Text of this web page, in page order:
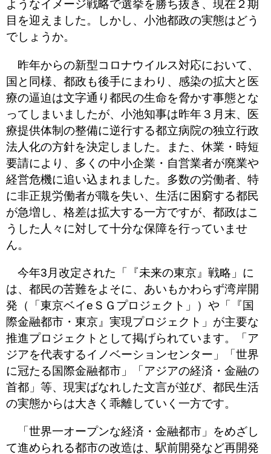
ようなイメージ戦略で選挙を勝ち抜き、現在２期
目を迎えました。しかし、小池都政の実態はどう
でしょうか。
昨年からの新型コロナウイルス対応において、
国と同様、都政も後手にまわり、感染の拡大と医
療の逼迫は文字通り都民の生命を脅かす事態とな
ってしまいましたが、小池知事は昨年３月末、医
療提供体制の整備に逆行する都立病院の独立行政
法人化の方針を決定しました。また、休業・時短
要請により、多くの中小企業・自営業者が廃業や
経営危機に追い込まれました。多数の労働者、特
に非正規労働者が職を失い、生活に困窮する都民
が急増し、格差は拡大する一方ですが、都政はこ
うした人々に対して十分な保障を行っていませ
ん。
今年3月改定された「『未来の東京』戦略」に
は、都民の苦難をよそに、あいもかわらず湾岸開
発（「東京ベイeＳＧプロジェクト」）や「『国
際金融都市・東京』実現プロジェクト」が主要な
推進プロジェクトとして掲げられています。「ア
ジアを代表するイノベーションセンター」「世界
に冠たる国際金融都市」「アジアの経済・金融の
首都」等、現実ばなれした文言が並び、都民生活
の実態からは大きく乖離していく一方です。
「世界一オープンな経済・金融都市」をめざし
て進められる都市の改造は、駅前開発など再開発